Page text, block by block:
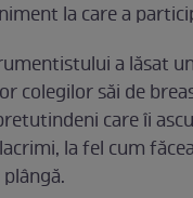
la care a
a lăsat
colegilor săi de
care îi
la fel cum